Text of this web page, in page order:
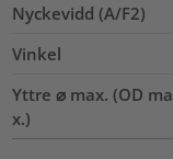
Nyckevidd (A/F2)
Vinkel
Yttre ⌀ max. (OD ma
x.)